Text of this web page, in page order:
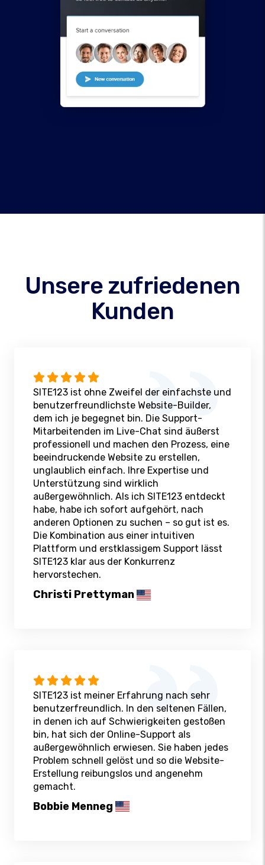
Unsere zufriedenen
Kunden
SITE123 ist ohne Zweifel der einfachste und
benutzerfreundlichste Website-Builder,
dem ich je begegnet bin. Die Support-
Mitarbeitenden im Live-Chat sind äußerst
professionell und machen den Prozess, eine
beeindruckende Website zu erstellen,
unglaublich einfach. Ihre Expertise und
Unterstützung sind wirklich
außergewöhnlich. Als ich SITE123 entdeckt
habe, habe ich sofort aufgehört, nach
anderen Optionen zu suchen – so gut ist es.
Die Kombination aus einer intuitiven
Plattform und erstklassigem Support lässt
SITE123 klar aus der Konkurrenz
hervorstechen.
Christi Prettyman
SITE123 ist meiner Erfahrung nach sehr
benutzerfreundlich. In den seltenen Fällen,
in denen ich auf Schwierigkeiten gestoßen
bin, hat sich der Online-Support als
außergewöhnlich erwiesen. Sie haben jedes
Problem schnell gelöst und so die Website-
Erstellung reibungslos und angenehm
gemacht.
Bobbie Menneg